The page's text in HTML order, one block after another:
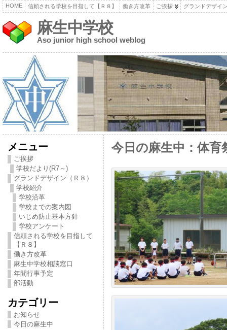
HOME 信頼される学校を目指して【Ｒ８】 働き方改革 ご挨拶 グランドデザイ
麻生中学校
Aso junior high school weblog
メニュー
ご挨拶
学校だより(R7～)
グランドデザイン（Ｒ８）
学校紹介
学校沿革
学校までの案内図
いじめ防止基本方針
学校アンケート
信頼される学校を目指して
【Ｒ８】
働き方改革
麻生中学校相談窓口
年間行事予定
部活動
カテゴリー
お知らせ
今日の麻生中
今日の麻生中：体育